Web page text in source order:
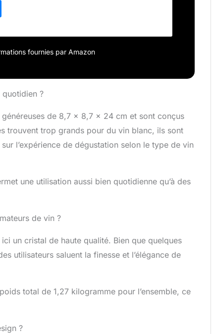
fournies par Amazon
quotidien ?
de 8,7 x 8,7 x 24 cm et sont conçus
trouvent trop grands pour du vin blanc, ils sont
l’expérience de dégustation selon le type de vin
une utilisation aussi bien quotidienne qu’à des
de vin ?
un cristal de haute qualité. Bien que quelques
utilisateurs saluent la finesse et l’élégance de
total de 1,27 kilogramme pour l’ensemble, ce
?